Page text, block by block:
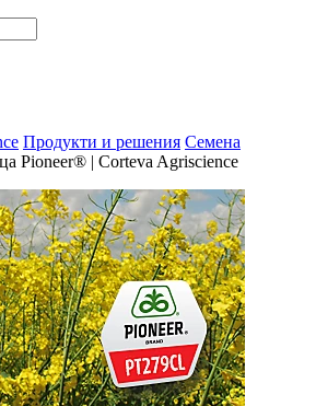
Продукти и решения Семена
Pioneer® | Corteva Agriscience